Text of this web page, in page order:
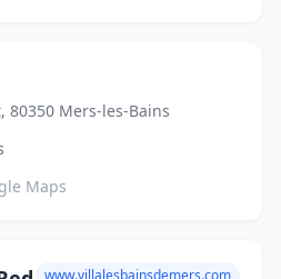
80350 Mers-les-Bains
Maps
www.villalesbainsdemers.com